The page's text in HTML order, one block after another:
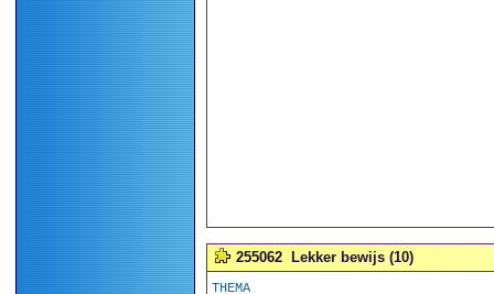
255062 Lekker bewijs (10)
THEMA